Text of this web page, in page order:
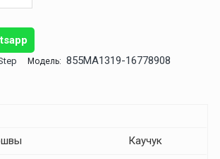
Модель: 855MA1319-16778908
Каучук